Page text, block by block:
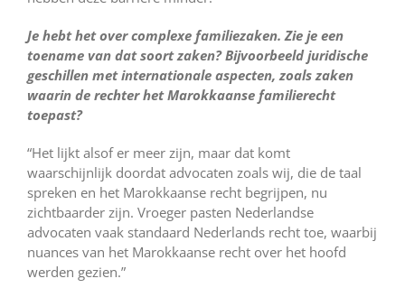
Je hebt het over complexe familiezaken. Zie je een
toename van dat soort zaken? Bijvoorbeeld juridische
geschillen met internationale aspecten, zoals zaken
waarin de rechter het Marokkaanse familierecht
toepast?
“Het lijkt alsof er meer zijn, maar dat komt
waarschijnlijk doordat advocaten zoals wij, die de taal
spreken en het Marokkaanse recht begrijpen, nu
zichtbaarder zijn. Vroeger pasten Nederlandse
advocaten vaak standaard Nederlands recht toe, waarbij
nuances van het Marokkaanse recht over het hoofd
werden gezien.”